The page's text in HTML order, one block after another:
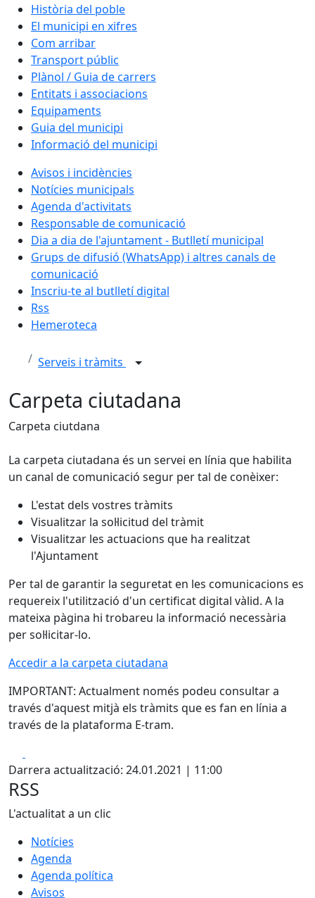
Història del poble
El municipi en xifres
Com arribar
Transport públic
Plànol / Guia de carrers
Entitats i associacions
Equipaments
Guia del municipi
Informació del municipi
Avisos i incidències
Notícies municipals
Agenda d'activitats
Responsable de comunicació
Dia a dia de l'ajuntament - Butlletí municipal
Grups de difusió (WhatsApp) i altres canals de
comunicació
Inscriu-te al butlletí digital
Rss
Hemeroteca
Serveis i tràmits
Carpeta ciutadana
Carpeta ciutdana
La carpeta ciutadana és un servei en línia que habilita
un canal de comunicació segur per tal de conèixer:
L'estat dels vostres tràmits
Visualitzar la sol·licitud del tràmit
Visualitzar les actuacions que ha realitzat
l'Ajuntament
Per tal de garantir la seguretat en les comunicacions es
requereix l'utilització d'un certificat digital vàlid. A la
mateixa pàgina hi trobareu la informació necessària
per sol·licitar-lo.
Accedir a la carpeta ciutadana
IMPORTANT: Actualment només podeu consultar a
través d'aquest mitjà els tràmits que es fan en línia a
través de la plataforma E-tram.
Darrera actualització: 24.01.2021 | 11:00
RSS
L'actualitat a un clic
Notícies
Agenda
Agenda política
Avisos